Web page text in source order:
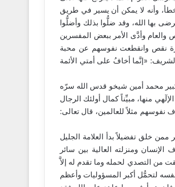
وأنه لا يمكن أن يسير في طريق
بها الله، وقد ضلُّوا بذلك وأضلُّوا
والعام وأدَّى الأمر ببعض المفسرين
نقص وانقطعت نفوسهم عن محبة
«إنَّما أخافُ على أمتي الأئمة
محمد أمين شيخو قدس الله سرّه
منها، مبيِّناً كمال أولئك الرجال
مثلاً للعالمين، قال تعالى:
ممن خلق تفضيلاً بدأ العلامة الجليل
ومنزلته العالية بين سائر
من التصدي لحمله وما تقدم له إلاَّ
لتحمُّل أكبر المسؤوليات وأعظم